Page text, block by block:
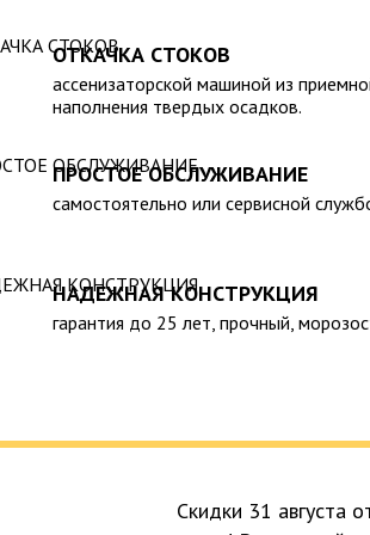
средний срок службы;
монтажа.
пластикового септика для дачи
обслуживание (требуется
машины), а также недостаточная
проживания. Поэтому установку его
ОТКАЧКА СТОКОВ
ассенизаторской машиной из
наполнения твердых осадков.
ПРОСТОЕ ОБСЛУЖИВАНИЕ
самостоятельно или сервисной
НАДЕЖНАЯ КОНСТРУКЦИЯ
гарантия до 25 лет, прочный,
Скидки 31 августа